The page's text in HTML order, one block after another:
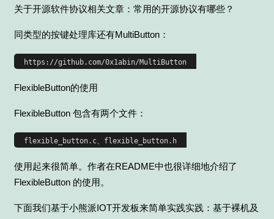
关于开源软件协议相关文章：常用的开源协议有哪些？
同类型的按键处理库还有MultiButton：
FlexibleButton的使用
FlexibleButton 包含有两个文件 ：
使用起来很简单。作者在README中也很详细地介绍了
FlexibleButton 的使用。
下面我们基于小熊派IOT开发板来简单实践实践：基于裸机及